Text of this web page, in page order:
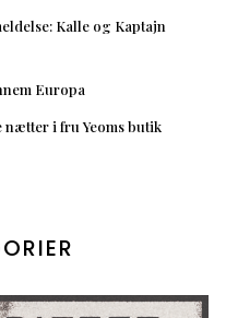
Kalle og Kaptajn
Europa
nætter i fru Yeoms butik